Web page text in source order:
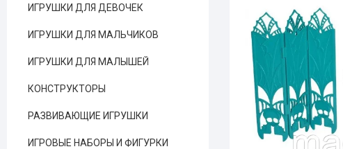
ИГРУШКИ ДЛЯ ДЕВОЧЕК
ИГРУШКИ ДЛЯ МАЛЬЧИКОВ
ИГРУШКИ ДЛЯ МАЛЫШЕЙ
КОНСТРУКТОРЫ
РАЗВИВАЮЩИЕ ИГРУШКИ
ИГРОВЫЕ НАБОРЫ И ФИГУРКИ